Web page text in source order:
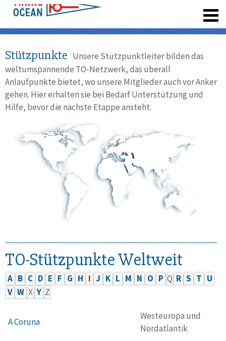
Stützpunkte Unsere Stützpunktleiter bilden das
weltumspannende TO-Netzwerk, das überall
Anlaufpunkte bietet, wo unsere Mitglieder auch vor Anker
gehen. Hier erhalten sie bei Bedarf Unterstützung und
Hilfe, bevor die nächste Etappe ansteht.
TO-Stützpunkte Weltweit
A B C D E F G H I J K L M N O P Q R S T U
V W X Y Z
A Coruna
Westeuropa und
Nordatlantik